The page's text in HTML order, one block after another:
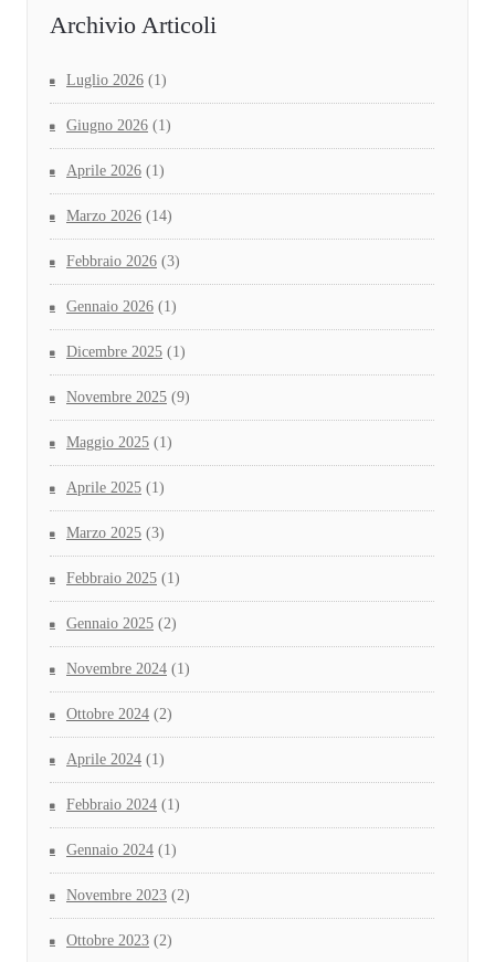
Archivio Articoli
Luglio 2026 (1)
Giugno 2026 (1)
Aprile 2026 (1)
Marzo 2026 (14)
Febbraio 2026 (3)
Gennaio 2026 (1)
Dicembre 2025 (1)
Novembre 2025 (9)
Maggio 2025 (1)
Aprile 2025 (1)
Marzo 2025 (3)
Febbraio 2025 (1)
Gennaio 2025 (2)
Novembre 2024 (1)
Ottobre 2024 (2)
Aprile 2024 (1)
Febbraio 2024 (1)
Gennaio 2024 (1)
Novembre 2023 (2)
Ottobre 2023 (2)